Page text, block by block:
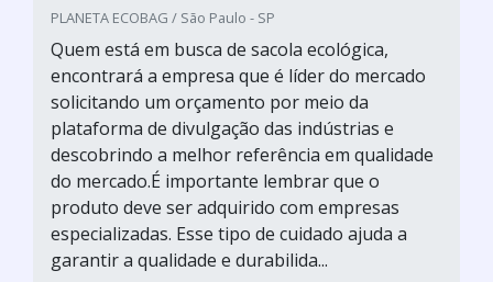
PLANETA ECOBAG / São Paulo - SP
Quem está em busca de sacola ecológica,
encontrará a empresa que é líder do mercado
solicitando um orçamento por meio da
plataforma de divulgação das indústrias e
descobrindo a melhor referência em qualidade
do mercado.É importante lembrar que o
produto deve ser adquirido com empresas
especializadas. Esse tipo de cuidado ajuda a
garantir a qualidade e durabilida...